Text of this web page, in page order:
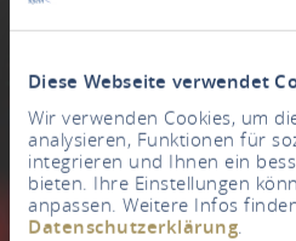
Diese Webseite verwendet
Wir verwenden Cookies, um
analysieren, Funktionen für
integrieren und Ihnen ein
bieten. Ihre Einstellungen
anpassen. Weitere Infos
Datenschutzerklärung.